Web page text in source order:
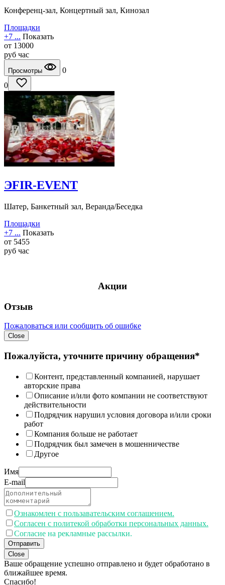
Конференц-зал, Концертный зал, Кинозал
Площадки
+7 ... Показать
от 13000
руб час
Просмотры
0
0
ЭFIR-EVENT
Шатер, Банкетный зал, Веранда/Беседка
Площадки
+7 ... Показать
от 5455
руб час
Акции
Отзыв
Пожаловаться или сообщить об ошибке
Close
Пожалуйста, уточните причину обращения*
Контент, представленный компанией, нарушает
авторские права
Описание и/или фото компании не соответствуют
действительности
Подрядчик нарушил условия договора и/или сроки
работ
Компания больше не работает
Подрядчик был замечен в мошенничестве
Другое
Имя
E-mail
Ознакомлен с пользавательским соглашением.
Согласен с политекой обработки персональных данных.
Согласие на рекламные рассылки.
Отправить
Close
Ваше обращение успешно отправлено и будет обработано в
ближайшее время.
Спасибо!